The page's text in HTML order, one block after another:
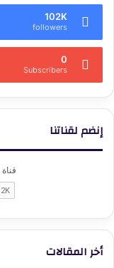
102K
followers
0
Subscribers
إنضم لقناتنا
أخر المقالات